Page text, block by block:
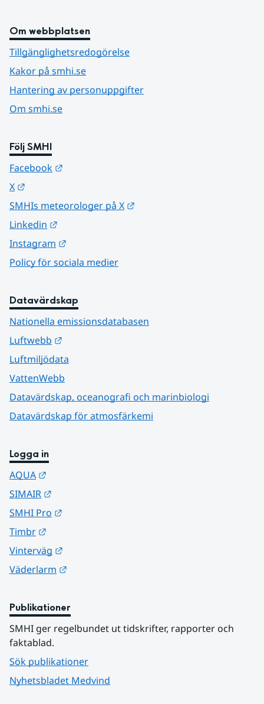
Om webbplatsen
Tillgänglighetsredogörelse
Kakor på smhi.se
Hantering av personuppgifter
Om smhi.se
Följ SMHI
Facebook
X
SMHIs meteorologer på X
Linkedin
Instagram
Policy för sociala medier
Datavärdskap
Nationella emissionsdatabasen
Luftwebb
Luftmiljödata
VattenWebb
Datavärdskap, oceanografi och marinbiologi
Datavärdskap för atmosfärkemi
Logga in
AQUA
SIMAIR
SMHI Pro
Timbr
Vinterväg
Väderlarm
Publikationer
SMHI ger regelbundet ut tidskrifter, rapporter och
faktablad.
Sök publikationer
Nyhetsbladet Medvind